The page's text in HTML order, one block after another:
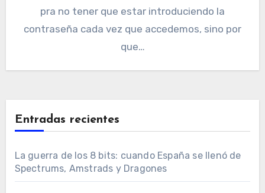
pra no tener que estar introduciendo la
contraseña cada vez que accedemos, sino por
que…
Entradas recientes
La guerra de los 8 bits: cuando España se llenó de
Spectrums, Amstrads y Dragones